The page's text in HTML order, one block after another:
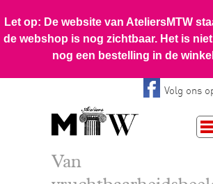
Volg ons
Van